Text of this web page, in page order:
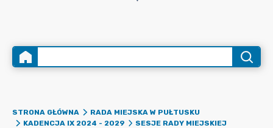
STRONA GŁÓWNA
RADA MIEJSKA W PUŁTUSKU
KADENCJA IX 2024 - 2029
SESJE RADY MIEJSKIEJ